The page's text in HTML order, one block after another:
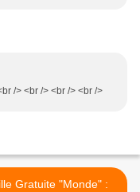
/> <br /> <br /> <br />
Gratuite "Monde" :